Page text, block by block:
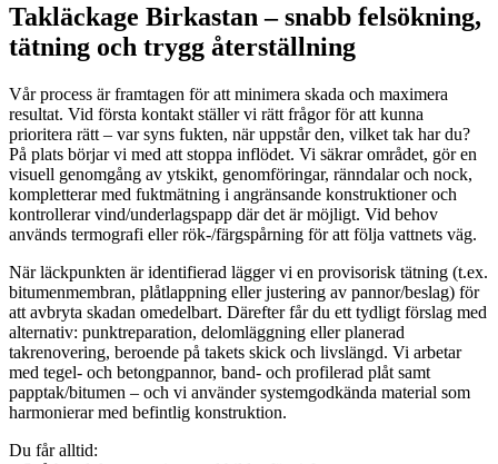
Takläckage Birkastan – snabb felsökning,
tätning och trygg återställning
Vår process är framtagen för att minimera skada och maximera
resultat. Vid första kontakt ställer vi rätt frågor för att kunna
prioritera rätt – var syns fukten, när uppstår den, vilket tak har du?
På plats börjar vi med att stoppa inflödet. Vi säkrar området, gör en
visuell genomgång av ytskikt, genomföringar, ränndalar och nock,
kompletterar med fuktmätning i angränsande konstruktioner och
kontrollerar vind/underlagspapp där det är möjligt. Vid behov
används termografi eller rök-/färgspårning för att följa vattnets väg.
När läckpunkten är identifierad lägger vi en provisorisk tätning (t.ex.
bitumenmembran, plåtlappning eller justering av pannor/beslag) för
att avbryta skadan omedelbart. Därefter får du ett tydligt förslag med
alternativ: punktreparation, delomläggning eller planerad
takrenovering, beroende på takets skick och livslängd. Vi arbetar
med tegel- och betongpannor, band- och profilerad plåt samt
papptak/bitumen – och vi använder systemgodkända material som
harmonierar med befintlig konstruktion.
Du får alltid: